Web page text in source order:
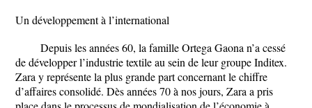
Un développement à l’international
Depuis les années 60, la famille Ortega Gaona n’a cessé
de développer l’industrie textile au sein de leur groupe Inditex.
Zara y représente la plus grande part concernant le chiffre
d’affaires consolidé. Dès années 70 à nos jours, Zara a pris